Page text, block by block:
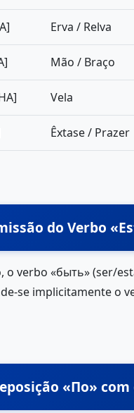
Erva / Relva
Mão / Braço
Vela
Êxtase / Prazer
do Verbo
o verbo «быть» (ser/
se implicitamente o
«По»